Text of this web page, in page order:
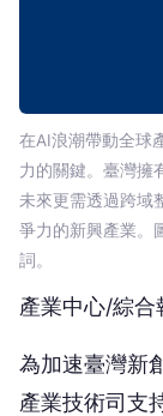
在AI浪潮帶動全球
力的關鍵。臺灣擁
未來更需透過跨域
爭力的新興產業。
詞。
產業中心/綜合
為加速臺灣新
產業技術司支